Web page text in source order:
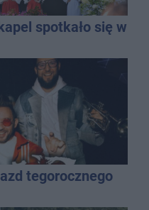
spotkało się w
tegorocznego